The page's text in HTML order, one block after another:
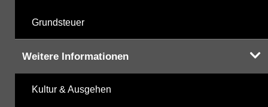
Grundsteuer
Weitere Informationen
Kultur & Ausgehen